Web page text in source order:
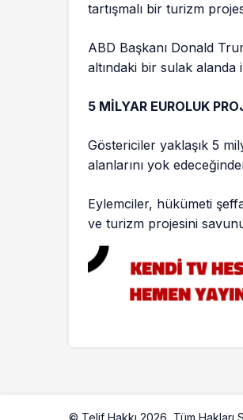
tartışmalı bir turizm
ABD Başkanı Donald
altındaki bir sulak alanda
5 MİLYAR EUROLUK
Göstericiler yaklaşık 5
alanlarını yok
Eylemciler, hükümeti
ve turizm projesini